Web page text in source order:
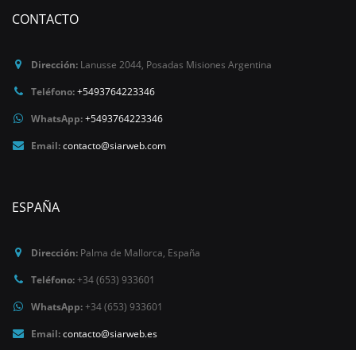
CONTACTO
Dirección: Lanusse 2044 Posadas Misiones Argentina
Teléfono:+5493764223346
WhatsApp:+5493764223346
Email:contacto@siarweb.com
ESPAÑA
Dirección: Palma de Mallorca España
Teléfono:+34 (653) 933601
WhatsApp:+34 (653) 933601
Email:contacto@siarweb.es